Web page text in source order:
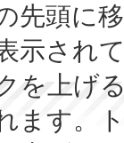
先頭に
示され
を上げ
ます。